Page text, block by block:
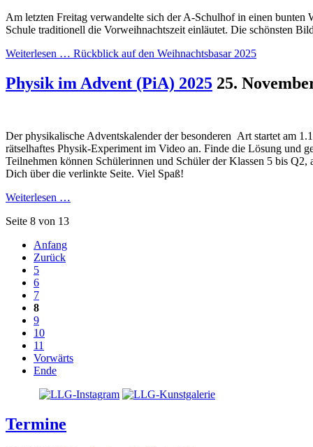
Am letzten Freitag verwandelte sich der A-Schulhof in einen bunten
Schule traditionell die Vorweihnachtszeit einläutet. Die schönsten
Weiterlesen … Rückblick auf den Weihnachtsbasar 2025
Physik im Advent (PiA) 2025 25.
Der physikalische Adventskalender der besonderen Art startet am
rätselhaftes Physik-Experiment im Video an. Finde die Lösung und
Teilnehmen können Schülerinnen und Schüler der Klassen 5 bis Q2,
Dich über die verlinkte Seite. Viel Spaß!
Weiterlesen …
Seite 8 von 13
Anfang
Zurück
5
6
7
8
9
10
11
Vorwärts
Ende
Termine